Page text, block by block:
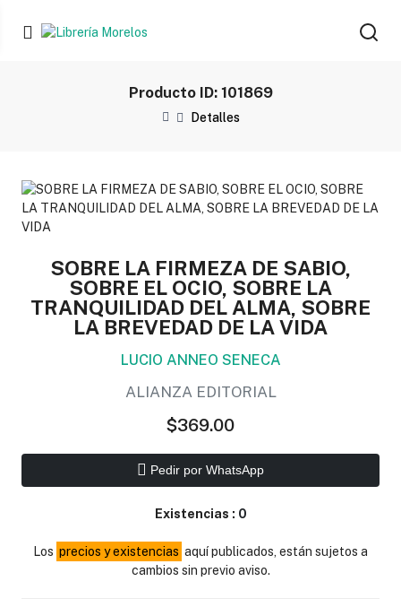
Producto ID: 101869
Detalles
SOBRE LA FIRMEZA DE SABIO,
SOBRE EL OCIO, SOBRE LA
TRANQUILIDAD DEL ALMA, SOBRE
LA BREVEDAD DE LA VIDA
LUCIO ANNEO SENECA
ALIANZA EDITORIAL
$369.00
Pedir por WhatsApp
Existencias : 0
Los precios y existencias aquí publicados, están sujetos a
cambios sin previo aviso.